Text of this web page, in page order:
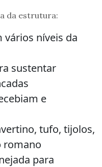
da estrutura:
vários níveis da
sustentar
e
tufo, tijolos,
romano
para